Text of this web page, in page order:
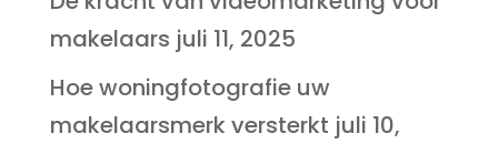
makelaars juli 11, 2025
Hoe woningfotografie uw
makelaarsmerk versterkt juli 10,